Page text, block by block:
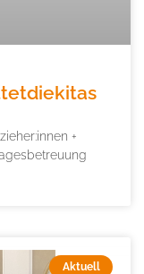
+
Aktuell